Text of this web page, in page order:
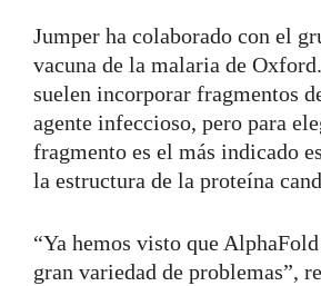
Jumper ha colaborado con el
vacuna de la malaria de
suelen incorporar fragmentos
agente infeccioso, pero para
fragmento es el más indicado
la estructura de la proteína
“Ya hemos visto que
gran variedad de problemas”,